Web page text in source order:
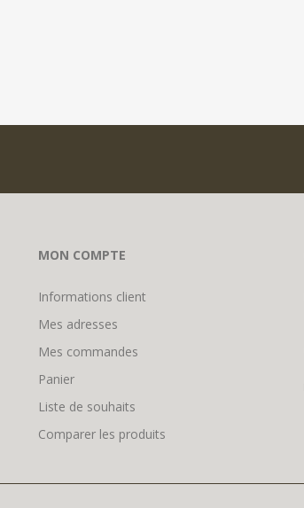
MON COMPTE
Informations client
Mes adresses
Mes commandes
Panier
Liste de souhaits
Comparer les produits